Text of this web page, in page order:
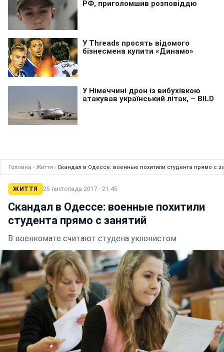
Головна › Життя › Скандал в Одессе: военные похитили студента прямо с
ЖИТТЯ 25 листопада 2017 · 21:45
Скандал в Одессе: военные похитили
студента прямо с занятий
В военкомате считают студена уклонистом